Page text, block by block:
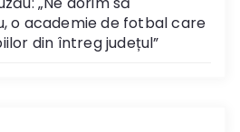
o academie de fotbal care
din întreg județul”